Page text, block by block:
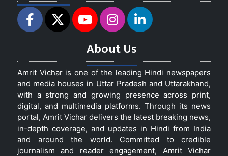
About Us
Amrit Vichar is one of the leading Hindi newspapers
and media houses in Uttar Pradesh and Uttarakhand,
with a strong and growing presence across print,
digital, and multimedia platforms. Through its news
portal, Amrit Vichar delivers the latest breaking news,
in-depth coverage, and updates in Hindi from India
and around the world. Committed to credible
journalism and reader engagement, Amrit Vichar